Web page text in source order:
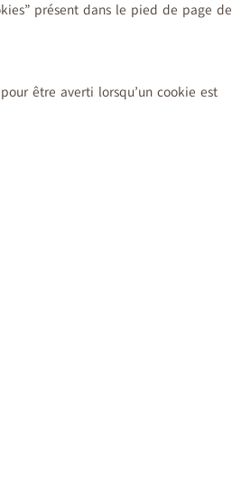
présent dans le pied de page de
être averti lorsqu’un cookie est